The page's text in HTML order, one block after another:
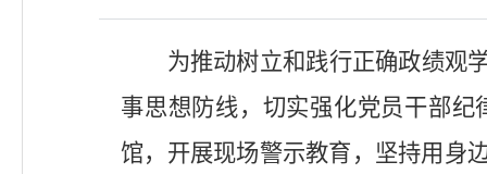
为推动树立和践行正确政绩观
事思想防线，切实强化党员干部
馆，开展现场警示教育，坚持用身